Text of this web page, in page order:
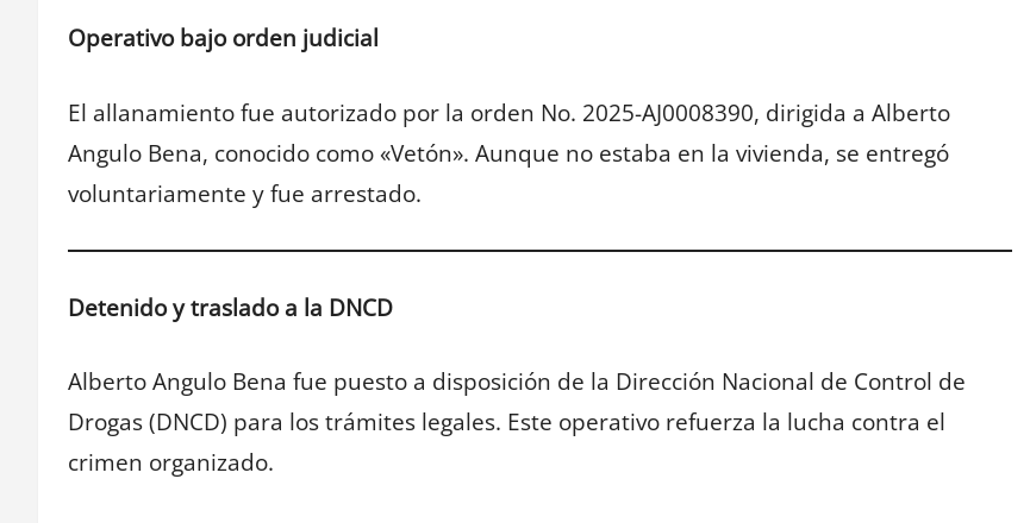
Operativo bajo orden judicial
El allanamiento fue autorizado por la orden No. 2025-AJ0008390, dirigida a Alberto
Angulo Bena, conocido como «Vetón». Aunque no estaba en la vivienda, se entregó
voluntariamente y fue arrestado.
Detenido y traslado a la DNCD
Alberto Angulo Bena fue puesto a disposición de la Dirección Nacional de Control de
Drogas (DNCD) para los trámites legales. Este operativo refuerza la lucha contra el
crimen organizado.